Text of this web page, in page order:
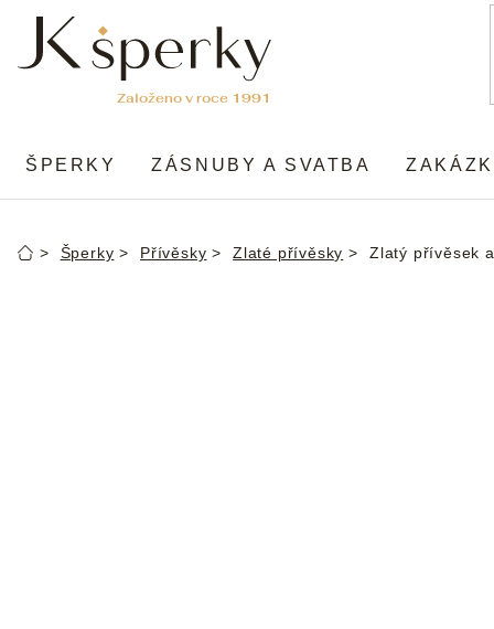
obsah
ŠPERKY ZÁSNUBY A SVATBA
DomůŠperky Přívěsky Zlaté přívěsky Zlatý přívěsek